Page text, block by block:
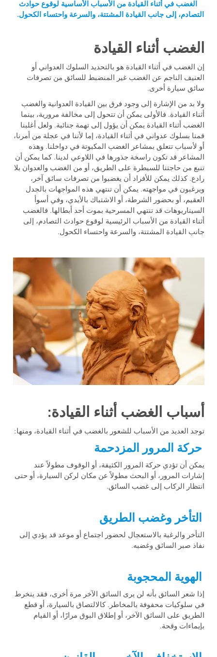
الغضب في أثناء القيادة من الأسباب الأساسية لوقوع حوادث
التصادم، إلى جانب القيادة المشتتة، والسرعة واحتساء الكحول.
الغضب أثناء القيادة
إن الغضب في أثناء القيادة هو بالتحديد السلوك العدواني أو
العنيف الناجم عن الغضب غير المنضبط للسائق من تصرفات
سائق سيارة أخرى.
ولا بد من الإشارة إلى وجود فرق بين القيادة العدوانية والغضب
أثناء القيادة. فالأولى يمكن أن تتحول إلى مخالفة مرورية، بينما
الغضب أثناء القيادة يمكن أن يؤول إلى تهمة جنائية. ولعل أغلبنا
قمنا بسلوك عدواني في أثناء القيادة، إما لأننا في عجلة من أمرنا،
أو لأسباب تتعلق بمشاعر الغضب المكبوتة في دواخلنا. وهذه
المشاعر قد تكون راسخة جذورها في اللاوعي لدينا. كما يمكن أن
تنبع من حاجتنا للسيطرة على الطريق، أو من الغضب والعدوان بلا
رادع. كذلك يمكن للأفراد أن يغضبوا من تصرفات سائق آخر،
ويرغبون في مواجهته. يمكن أن تنتهي هذه المواجهات بالجدل
العقيم، أو بحضور الشرطة، أو الاشتباك بالأيدي، وفي أسوأ
السيناريوهات قد تنتهي المسرحية بموت أحد أبطالها. فالغضب
أثناء القيادة من الأسباب الرئيسية لوقوع حوادث التصادم، إلى
جانب القيادة المشتتة، والسرعة واحتساء الكحول.
أسباب الغضب أثناء القيادة:
توجد العديد من الأسباب للشعور بالغضب في أثناء القيادة، ومنها:
حركة المرور المزدحمة
يمكن أن تؤدي حركة المرور الكثيفة، أو الوقوف مطولاً عند
إشارات المرور، أو البحث مطولاً عن مكان لركن السيارة، أو حتى
انتظار الركاب إلى غضب السائق.
التأخر وغضب الطريق
التأخر والرغبة بالاستعجال لحضور اجتماع أو موعد قد يؤدي إلى
نفاذ صبر السائق وغضبه.
الهوية المحجوبة
إذا شعر السائق بأنه لن يرى السائق الآخر مرة أخرى، فقد ينخرط
في سلوكيات محفوفة بالمخاطر. كالالتصاق بالسيارة، أو قطع
الطريق على السائق الآخر، أو إطلاق البوق مرارًا، أو القيام
بإيماءات وقحة.